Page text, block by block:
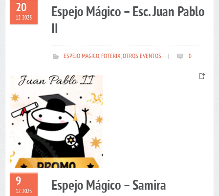
20
12 2023
Espejo Mágico – Esc. Juan Pablo
II
ESPEJO MAGICO,FOTERIX,OTROS EVENTOS 0
9
12 2023 Espejo Mágico – Samira